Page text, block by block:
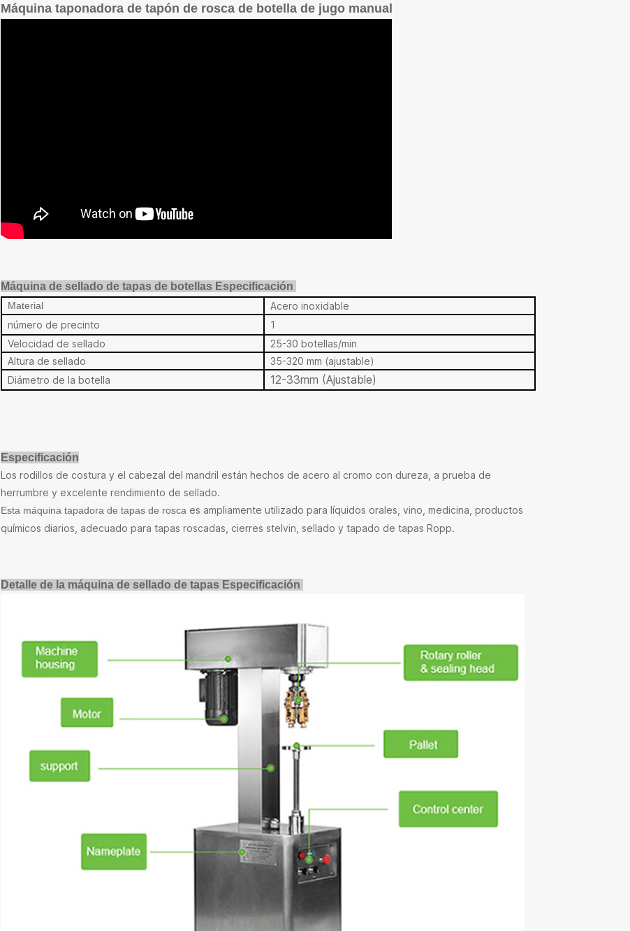
Máquina taponadora de tapón de rosca de botella de jugo manual
Máquina de sellado de tapas de botellas Especificación
Material
Acero inoxidable
número de precinto
1
Velocidad de sellado
25-30 botellas/min
Altura de sellado
35-320 mm (ajustable)
Diámetro de la botella
12-33mm (Ajustable)
Especificación
Los rodillos de costura y el cabezal del mandril están hechos de acero al cromo con dureza, a prueba de
herrumbre y excelente rendimiento de sellado.
Esta máquina tapadora de tapas de rosca es ampliamente utilizado para líquidos orales, vino, medicina, productos
químicos diarios, adecuado para tapas roscadas, cierres stelvin, sellado y tapado de tapas Ropp.
Detalle de la máquina de sellado de tapas Especificación